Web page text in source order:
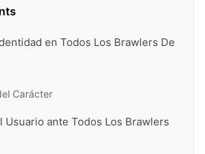
en Todos Los Brawlers De
Carácter
Usuario ante Todos Los Brawlers